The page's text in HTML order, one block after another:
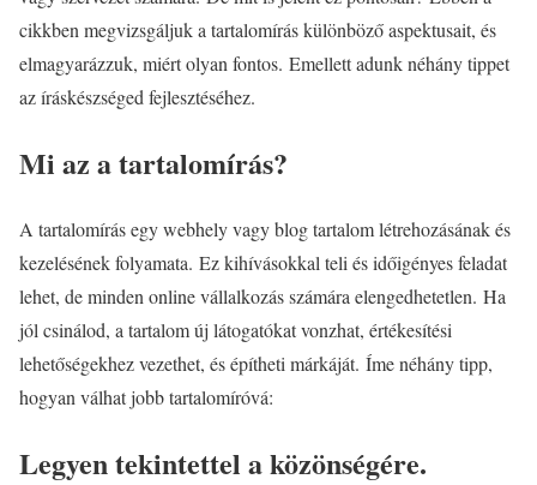
cikkben megvizsgáljuk a tartalomírás különböző aspektusait, és
elmagyarázzuk, miért olyan fontos. Emellett adunk néhány tippet
az íráskészséged fejlesztéséhez.
Mi az a tartalomírás?
A tartalomírás egy webhely vagy blog tartalom létrehozásának és
kezelésének folyamata. Ez kihívásokkal teli és időigényes feladat
lehet, de minden online vállalkozás számára elengedhetetlen. Ha
jól csinálod, a tartalom új látogatókat vonzhat, értékesítési
lehetőségekhez vezethet, és építheti márkáját. Íme néhány tipp,
hogyan válhat jobb tartalomíróvá:
Legyen tekintettel a közönségére.